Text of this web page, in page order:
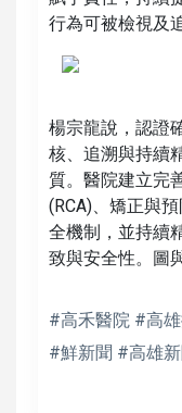
行為可被檢視及
楊宗龍說，認證
核、追溯與持續
質。醫院建立完
(RCA)、矯正與
全機制，並持續
致與安全性。圖
#高禾醫院 #高
#鮮新聞 #高雄